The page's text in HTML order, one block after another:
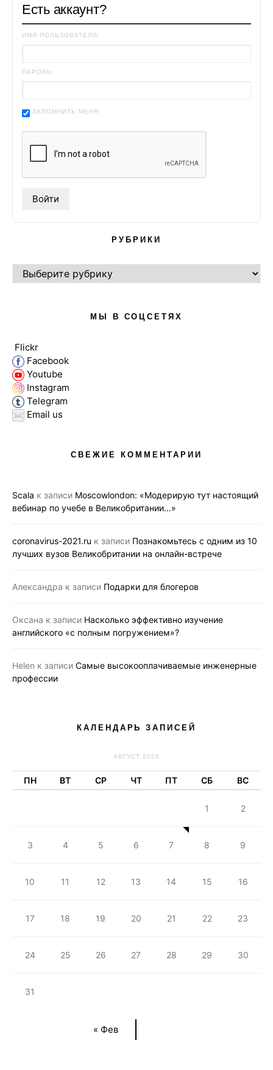
Есть аккаунт?
ИМЯ ПОЛЬЗОВАТЕЛЯ:
ПАРОЛЬ:
ЗАПОМНИТЬ МЕНЯ
РУБРИКИ
МЫ В СОЦСЕТЯХ
Flickr
Facebook
Youtube
Instagram
Telegram
Email us
СВЕЖИЕ КОММЕНТАРИИ
Scala к записи Moscowlondon: «Модерирую тут настоящий
вебинар по учебе в Великобритании…»
coronavirus-2021.ru к записи Познакомьтесь с одним из 10
лучших вузов Великобритании на онлайн-встрече
Александра к записи Подарки для блогеров
Оксана к записи Насколько эффективно изучение
английского «с полным погружением»?
Helen к записи Самые высокооплачиваемые инженерные
профессии
КАЛЕНДАРЬ ЗАПИСЕЙ
АВГУСТ 2026
ПН ВТ СР ЧТ ПТ СБ ВС
« Фев
1 2
3 4 5 6 7 8 9
10 11 12 13 14 15 16
17 18 19 20 21 22 23
24 25 26 27 28 29 30
31